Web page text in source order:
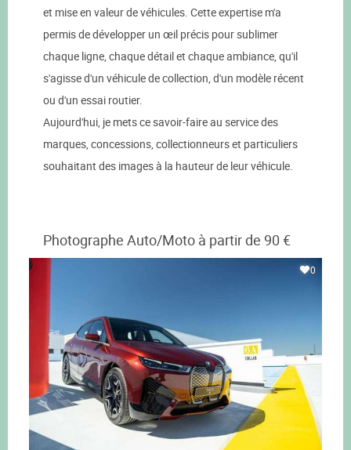
et mise en valeur de véhicules. Cette expertise m'a
permis de développer un œil précis pour sublimer
chaque ligne, chaque détail et chaque ambiance, qu'il
s'agisse d'un véhicule de collection, d'un modèle récent
ou d'un essai routier.
Aujourd'hui, je mets ce savoir-faire au service des
marques, concessions, collectionneurs et particuliers
souhaitant des images à la hauteur de leur véhicule.
Photographe Auto/Moto à partir de 90 €
0